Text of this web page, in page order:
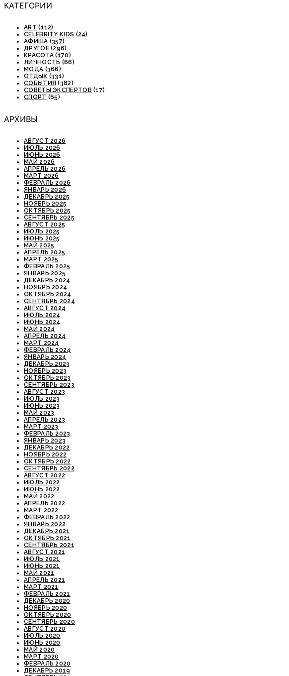
КАТЕГОРИИ
ART (112)
CELEBRITY KIDS (24)
АФИША (357)
ДРУГОЕ(296)
КРАСОТА (170)
ЛИЧНОСТЬ (66)
МОДА (366)
ОТДЫХ (331)
СОБЫТИЯ (382)
СОВЕТЫ ЭКСПЕРТОВ (17)
СПОРТ (65)
АРХИВЫ
АВГУСТ 2026
ИЮЛЬ 2026
ИЮНЬ 2026
МАЙ 2026
АПРЕЛЬ 2026
МАРТ 2026
ФЕВРАЛЬ 2026
ЯНВАРЬ 2026
ДЕКАБРЬ 2025
НОЯБРЬ 2025
ОКТЯБРЬ 2025
СЕНТЯБРЬ 2025
АВГУСТ 2025
ИЮЛЬ 2025
ИЮНЬ 2025
МАЙ 2025
АПРЕЛЬ 2025
МАРТ 2025
ФЕВРАЛЬ 2025
ЯНВАРЬ 2025
ДЕКАБРЬ 2024
НОЯБРЬ 2024
ОКТЯБРЬ 2024
СЕНТЯБРЬ 2024
АВГУСТ 2024
ИЮЛЬ 2024
ИЮНЬ 2024
МАЙ 2024
АПРЕЛЬ 2024
МАРТ 2024
ФЕВРАЛЬ 2024
ЯНВАРЬ 2024
ДЕКАБРЬ 2023
НОЯБРЬ 2023
ОКТЯБРЬ 2023
СЕНТЯБРЬ 2023
АВГУСТ 2023
ИЮЛЬ 2023
ИЮНЬ 2023
МАЙ 2023
АПРЕЛЬ 2023
МАРТ 2023
ФЕВРАЛЬ 2023
ЯНВАРЬ 2023
ДЕКАБРЬ 2022
НОЯБРЬ 2022
ОКТЯБРЬ 2022
СЕНТЯБРЬ 2022
АВГУСТ 2022
ИЮЛЬ 2022
ИЮНЬ 2022
МАЙ 2022
АПРЕЛЬ 2022
МАРТ 2022
ФЕВРАЛЬ 2022
ЯНВАРЬ 2022
ДЕКАБРЬ 2021
ОКТЯБРЬ 2021
СЕНТЯБРЬ 2021
АВГУСТ 2021
ИЮЛЬ 2021
ИЮНЬ 2021
МАЙ 2021
АПРЕЛЬ 2021
МАРТ 2021
ФЕВРАЛЬ 2021
ДЕКАБРЬ 2020
НОЯБРЬ 2020
ОКТЯБРЬ 2020
СЕНТЯБРЬ 2020
АВГУСТ 2020
ИЮЛЬ 2020
ИЮНЬ 2020
МАЙ 2020
МАРТ 2020
ФЕВРАЛЬ 2020
ДЕКАБРЬ 2019